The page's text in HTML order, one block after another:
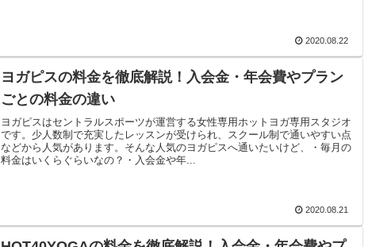
2020.08.22
ヨガピスの料金を徹底解説！入会金・年会費やプラン
ごとの料金の違い
ヨガピスはセントラルスポーツが運営する女性専用ホットヨガ専用スタジオ
です。少人数制で充実したレッスンが受けられ、スクール制で通いやすい点
などから人気があります。そんな人気のヨガピスへ通いたいけど、・毎月の
料金はいくらぐらいなの？・入会金や年...
2020.08.21